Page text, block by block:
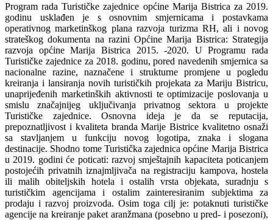
Program rada Turističke zajednice općine Marija Bistrica za 2019.
godinu usklađen je s osnovnim smjernicama i postavkama
operativnog marketinškog plana razvoja turizma RH, ali i novog
strateškog dokumenta na razini Općine Marija Bistrica: Strategija
razvoja općine Marija Bistrica 2015. -2020. U Programu rada
Turističke zajednice za 2018. godinu, pored navedenih smjernica sa
nacionalne razine, naznačene i strukturne promjene u pogledu
kreiranja i lansiranja novih turističkih projekata za Mariju Bistricu,
unaprijeđenih marketinških aktivnosti te optimizacije poslovanja u
smislu značajnijeg uključivanja privatnog sektora u projekte
Turističke zajednice. Osnovna ideja je da se reputacija,
prepoznatljivost i kvaliteta branda Marije Bistrice kvalitetno osnaži
sa stavljanjem u funkciju novog logotipa, znaka i slogana
destinacije. Shodno tome Turistička zajednica općine Marija Bistrica
u 2019. godini će poticati: razvoj smještajnih kapaciteta poticanjem
postojećih privatnih iznajmljivača na registraciju kampova, hostela
ili malih obiteljskih hotela i ostalih vrsta objekata, suradnju s
turističkim agencijama i ostalim zainteresiranim subjektima za
prodaju i razvoj proizvoda. Osim toga cilj je: potaknuti turističke
agencije na kreiranje paket aranžmana (posebno u pred- i posezoni),